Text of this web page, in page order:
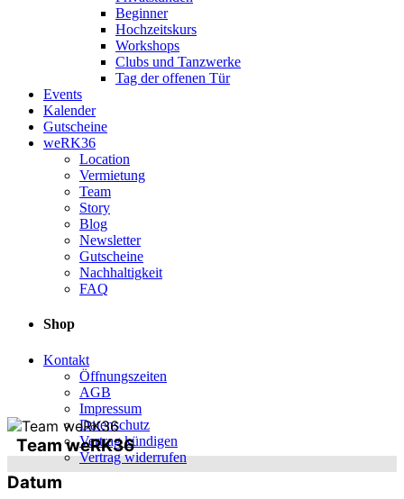
Beginner
Hochzeitskurs
Workshops
Clubs und Tanzwerke
Tag der offenen Tür
Events
Kalender
Gutscheine
weRK36
Location
Vermietung
Team
Story
Blog
Newsletter
Gutscheine
Nachhaltigkeit
FAQ
Shop
Kontakt
Öffnungszeiten
AGB
Impressum
Datenschutz
Vertrag kündigen
Vertrag widerrufen
Team weRK36
Datum